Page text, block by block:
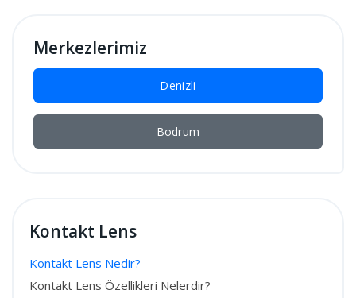
Merkezlerimiz
Denizli
Bodrum
Kontakt Lens
Kontakt Lens Nedir?
Kontakt Lens Özellikleri Nelerdir?